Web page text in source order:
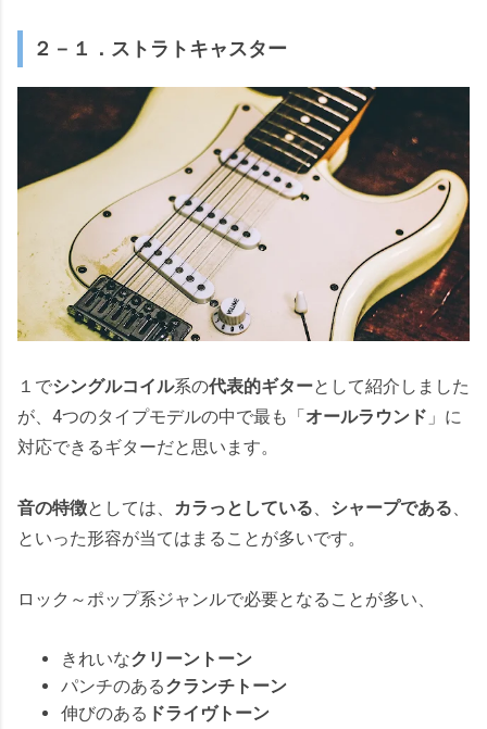
２－１．ストラトキャスター
１でシングルコイル系の代表的ギターとして紹介しました
が、4つのタイプモデルの中で最も「オールラウンド 」に
対応できるギターだと思います。
音の特徴としては、 カラっとしている シャープである
といった形容が当てはまることが多いです。
ロック～ポップ系ジャンルで必要となることが多い、
きれいなクリーントーン
パンチのあるクランチトーン
伸びのある ドライヴトーン